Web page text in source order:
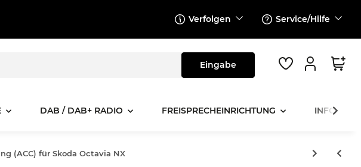
Verfolgen Service/Hilfe
DAB / DAB+ RADIO FREISPRECHEINRICHTUNG
(ACC) für Skoda Octavia NX